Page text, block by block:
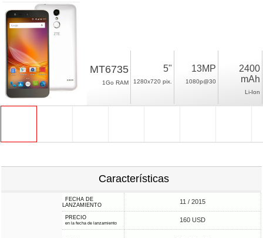
MT6735
1Go RAM
5"
1280x720 pix.
13MP
1080p@30
2400
mAh
Li-Ion
Características
FECHA DE
LANZAMIENTO
11 / 2015
PRECIO
en la fecha de lanzamiento 160 USD